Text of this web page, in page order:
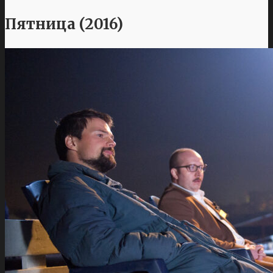
Пятница (2016)